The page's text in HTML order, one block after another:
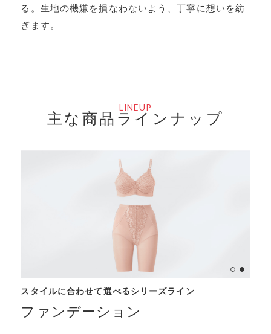
る。生地の機嫌を損なわないよう、丁寧に想いを紡
ぎます。
LINEUP
主な商品ラインナップ
スタイルに合わせて選べるシリーズライン
ファンデーション